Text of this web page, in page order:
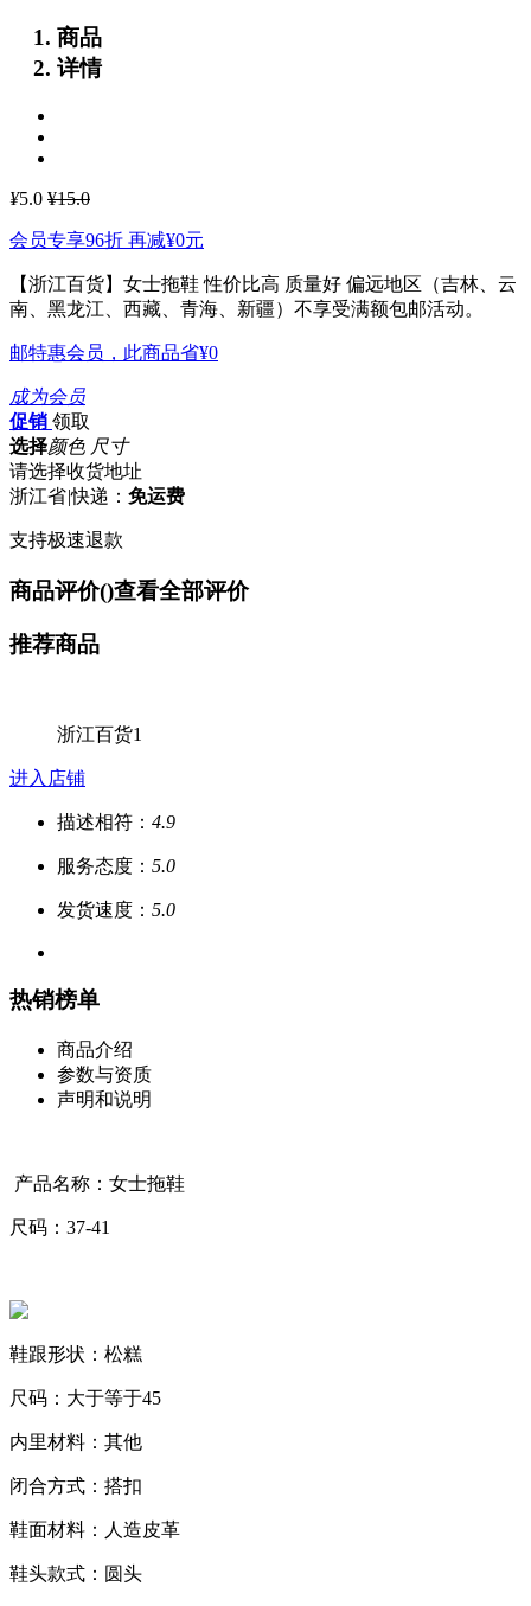
商品
详情
¥5.0 ¥15.0
会员专享96折 再减¥0元
【浙江百货】女士拖鞋 性价比高 质量好 偏远地区（吉林、云
南、黑龙江、西藏、青海、新疆）不享受满额包邮活动。
邮特惠会员，此商品省¥0
成为会员
促销 领取
选择颜色 尺寸
请选择收货地址
浙江省|快递： 免运费
支持极速退款
商品评价()查看全部评价
推荐商品
浙江百货1
进入店铺
描述相符： 4.9
服务态度： 5.0
发货速度： 5.0
热销榜单
商品介绍
参数与资质
声明和说明
产品名称：女士拖鞋
尺码：37-41
鞋跟形状：松糕
尺码：大于等于45
内里材料：其他
闭合方式：搭扣
鞋面材料：人造皮革
鞋头款式：圆头